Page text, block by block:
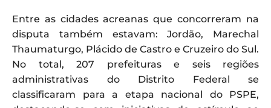
Entre as cidades acreanas que concorreram na
disputa também estavam: Jordão, Marechal
Thaumaturgo, Plácido de Castro e Cruzeiro do Sul.
No total, 207 prefeituras e seis regiões
administrativas do Distrito Federal se
classificaram para a etapa nacional do PSPE,